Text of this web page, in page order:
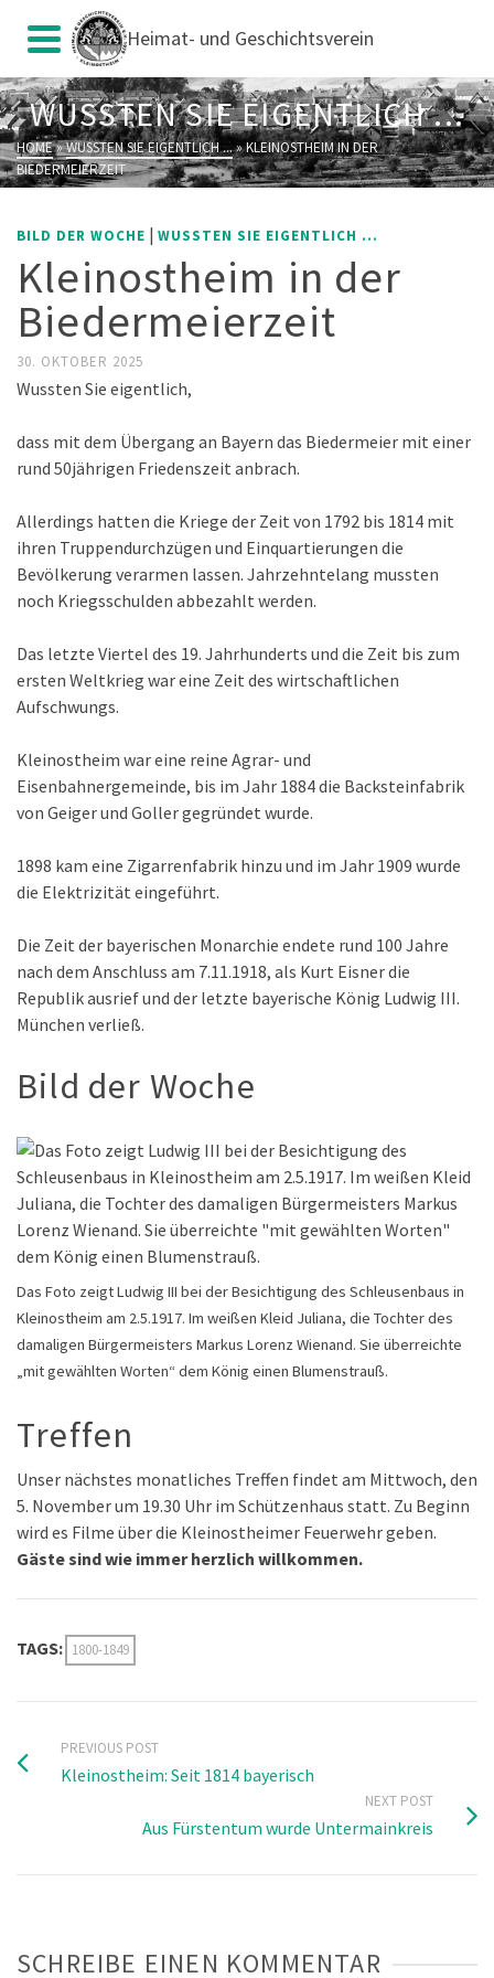
Heimat- und Geschichtsverein
WUSSTEN SIE EIGENTLICH ...
HOME»WUSSTEN SIE EIGENTLICH ...»KLEINOSTHEIM IN DER
BIEDERMEIERZEIT
BILD DER WOCHE | WUSSTEN SIE EIGENTLICH ...
Kleinostheim in der
Biedermeierzeit
30. OKTOBER 2025
Wussten Sie eigentlich,
dass mit dem Übergang an Bayern das Biedermeier mit einer
rund 50jährigen Friedenszeit anbrach.
Allerdings hatten die Kriege der Zeit von 1792 bis 1814 mit
ihren Truppendurchzügen und Einquartierungen die
Bevölkerung verarmen lassen. Jahrzehntelang mussten
noch Kriegsschulden abbezahlt werden.
Das letzte Viertel des 19. Jahrhunderts und die Zeit bis zum
ersten Weltkrieg war eine Zeit des wirtschaftlichen
Aufschwungs.
Kleinostheim war eine reine Agrar- und
Eisenbahnergemeinde, bis im Jahr 1884 die Backsteinfabrik
von Geiger und Goller gegründet wurde.
1898 kam eine Zigarrenfabrik hinzu und im Jahr 1909 wurde
die Elektrizität eingeführt.
Die Zeit der bayerischen Monarchie endete rund 100 Jahre
nach dem Anschluss am 7.11.1918, als Kurt Eisner die
Republik ausrief und der letzte bayerische König Ludwig III.
München verließ.
Bild der Woche
Das Foto zeigt Ludwig III bei der Besichtigung des Schleusenbaus in
Kleinostheim am 2.5.1917. Im weißen Kleid Juliana, die Tochter des
damaligen Bürgermeisters Markus Lorenz Wienand. Sie überreichte
„mit gewählten Worten“ dem König einen Blumenstrauß.
Treffen
Unser nächstes monatliches Treffen findet am Mittwoch, den
5. November um 19.30 Uhr im Schützenhaus statt. Zu Beginn
wird es Filme über die Kleinostheimer Feuerwehr geben.
Gäste sind wie immer herzlich willkommen.
TAGS: 1800-1849
PREVIOUS POST
Kleinostheim: Seit 1814 bayerisch
NEXT POST
Aus Fürstentum wurde Untermainkreis
SCHREIBE EINEN KOMMENTAR